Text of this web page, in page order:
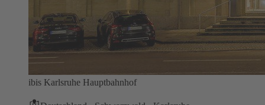
ibis Karlsruhe Hauptbahnhof